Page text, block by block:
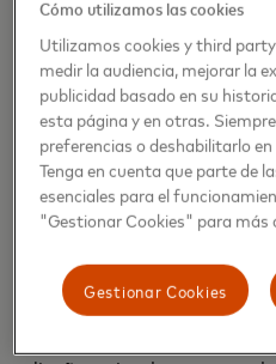
Proporcionar
acompañadas de
según Nubank, sus
para ofrecer planificación
cuentas de ahorro que
fomentar el uso
micro, pequeñas y
economía digital y ayudar
una salud financiera
Cómo utilizamos las cookies
Utilizamos cookies y third
medir la audiencia, mejorar la
publicidad basado en su
esta página y en otras.
preferencias o deshabilitarlo
Tenga en cuenta que parte de
esenciales para el
"Gestionar Cookies" para más
Gestionar Cookies